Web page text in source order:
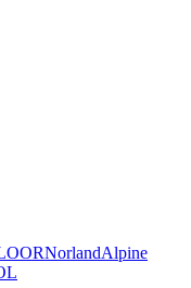
NorlandAlpine